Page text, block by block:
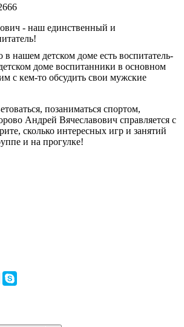
в нашем детском доме есть воспитатель-
доме воспитанники в основном
с кем-то обсудить свои мужские
позаниматься спортом,
Андрей Вячеславович справляется с
сколько интересных игр и занятий
и на прогулке!